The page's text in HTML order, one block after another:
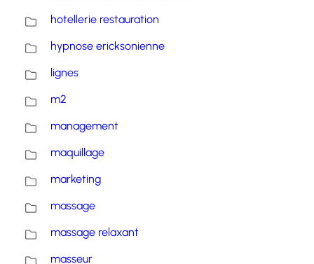
hotellerie restauration
hypnose ericksonienne
lignes
m2
management
maquillage
marketing
massage
massage relaxant
masseur